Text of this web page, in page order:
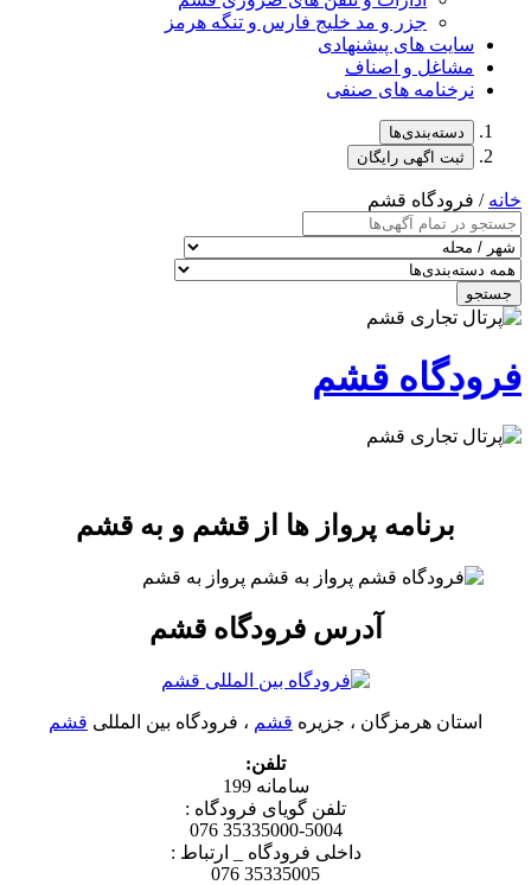
جزر و مد خلیج فارس و تنگه هرمز
سایت های پیشنهادی
مشاغل و اصناف
نرخنامه های صنفی
دسته‌بندی‌ها
ثبت اگهی رایگان
خانه / فرودگاه قشم
جستجو
فرودگاه قشم
برنامه پرواز ها از قشم و به قشم
آدرسفرودگاه قشم
استان هرمزگان ، جزیره قشم ، فرودگاه بین المللی قشم
تلفن:
سامانه 199
تلفن گویای فرودگاه :
35335000-5004 076
داخلی فرودگاه _ ارتباط :
35335005 076